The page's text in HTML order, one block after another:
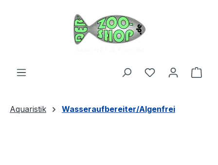
Du hast 0
Aquaristik Wasseraufbereiter/Algenfrei